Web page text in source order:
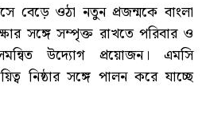
বেড়ে ওঠা নতুন প্রজন্মকে বাংলা
সঙ্গে সম্পৃক্ত রাখতে পরিবার ও
উদ্যোগ প্রয়োজন। এমসি
নিষ্ঠার সঙ্গে পালন করে যাচ্ছে